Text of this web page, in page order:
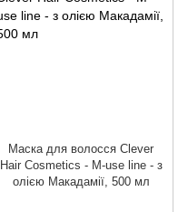
Маска для волосся Clever
Hair Cosmetics - M-use line - з
олією Макадамії, 500 мл